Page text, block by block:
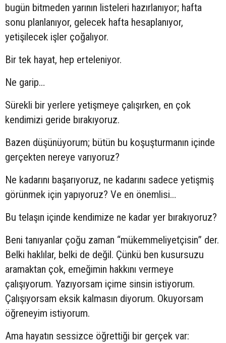
bugün bitmeden yarının listeleri hazırlanıyor; hafta
sonu planlanıyor, gelecek hafta hesaplanıyor,
yetişilecek işler çoğalıyor.
Bir tek hayat, hep erteleniyor.
Ne garip…
Sürekli bir yerlere yetişmeye çalışırken, en çok
kendimizi geride bırakıyoruz.
Bazen düşünüyorum; bütün bu koşuşturmanın içinde
gerçekten nereye varıyoruz?
Ne kadarını başarıyoruz, ne kadarını sadece yetişmiş
görünmek için yapıyoruz? Ve en önemlisi…
Bu telaşın içinde kendimize ne kadar yer bırakıyoruz?
Beni tanıyanlar çoğu zaman “mükemmeliyetçisin” der.
Belki haklılar, belki de değil. Çünkü ben kusursuzu
aramaktan çok, emeğimin hakkını vermeye
çalışıyorum. Yazıyorsam içime sinsin istiyorum.
Çalışıyorsam eksik kalmasın diyorum. Okuyorsam
öğreneyim istiyorum.
Ama hayatın sessizce öğrettiği bir gerçek var: